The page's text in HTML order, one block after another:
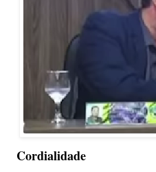
Cordialidade